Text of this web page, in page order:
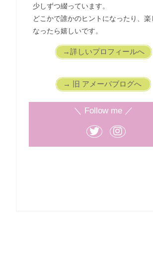
少しずつ綴っています。
どこかで誰かのヒントになったり、楽
なったら嬉しいです。
→詳しいプロフィールへ
→ 旧 アメーバブログへ
＼ Follow me ／